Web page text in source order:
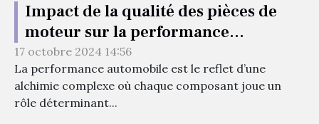
Impact de la qualité des pièces de
moteur sur la performance
automobile
17 octobre 2024 14:56
La performance automobile est le reflet d’une
alchimie complexe où chaque composant joue un
rôle déterminant...